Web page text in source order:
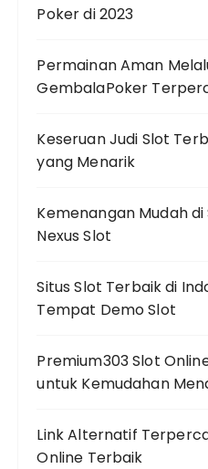
Poker di 2023
Permainan Aman
GembalaPoker
Keseruan Judi Slot
yang Menarik
Kemenangan Mudah
Nexus Slot
Situs Slot Terbaik di
Tempat Demo Slot
Premium303 Slot
untuk Kemudahan
Link Alternatif
Online Terbaik